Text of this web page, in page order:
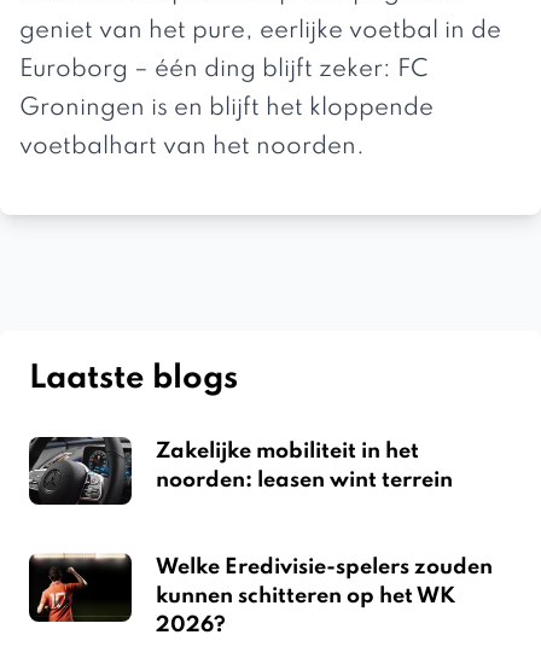
geniet van het pure, eerlijke voetbal in de
Euroborg – één ding blijft zeker: FC
Groningen is en blijft het kloppende
voetbalhart van het noorden.
Laatste blogs
Zakelijke mobiliteit in het
noorden: leasen wint terrein
Welke Eredivisie-spelers zouden
kunnen schitteren op het WK
2026?